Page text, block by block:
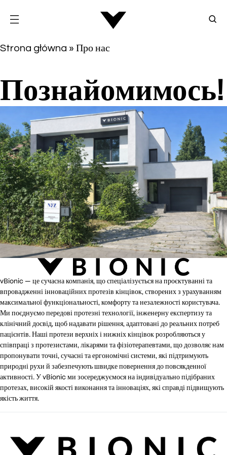
Strona główna » Про нас
Познайомимось!
vBionic — це сучасна компанія, що спеціалізується на проєктуванні та
впровадженні інноваційних протезів кінцівок, створених з урахуванням
максимальної функціональності, комфорту та незалежності користувача.
Ми поєднуємо передові протезні технології, інженерну експертизу та
клінічний досвід, щоб надавати рішення, адаптовані до реальних потреб
пацієнтів. Наші протези верхніх і нижніх кінцівок розробляються у
співпраці з протезистами, лікарями та фізіотерапевтами, що дозволяє нам
пропонувати точні, сучасні та ергономічні системи, які підтримують
природні рухи й забезпечують швидке повернення до повсякденної
активності. У vBionic ми зосереджуємося на індивідуально підібраних
протезах, високій якості виконання та інноваціях, які справді підвищують
якість життя.